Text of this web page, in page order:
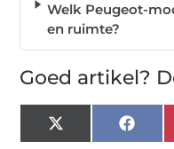
Welk Peugeot-
en ruimte?
Goed artikel?
X
(Twitter)